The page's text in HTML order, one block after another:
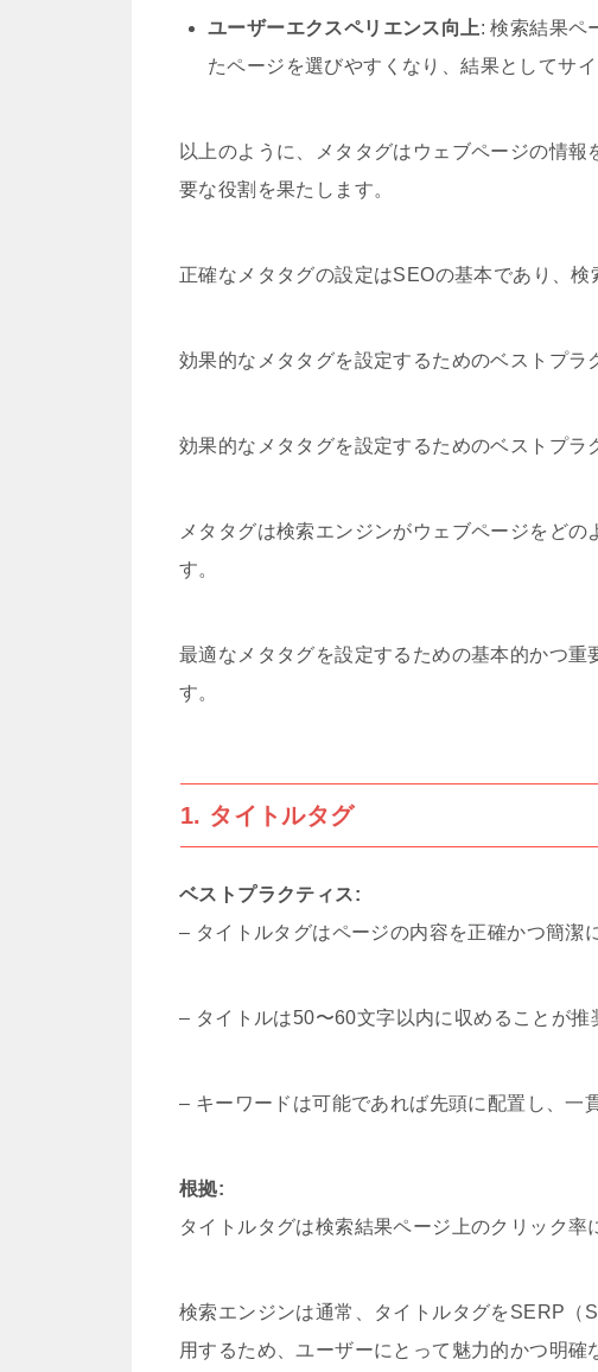
ユーザーエクスペリエンス向上: 検索結果ペ
たページを選びやすくなり、結果としてサ
以上のように、メタタグはウェブページの情
要な役割を果たします。
正確なメタタグの設定はSEOの基本であり、
効果的なメタタグを設定するためのベストプラ
効果的なメタタグを設定するためのベストプラ
メタタグは検索エンジンがウェブページをど
す。
最適なメタタグを設定するための基本的かつ
す。
1. タイトルタグ
ベストプラクティス:
– タイトルタグはページの内容を正確かつ簡潔
– タイトルは50〜60文字以内に収めることが推
– キーワードは可能であれば先頭に配置し、一
根拠:
タイトルタグは検索結果ページ上のクリック率
検索エンジンは通常、タイトルタグをSERP
用するため、ユーザーにとって魅力的かつ明確